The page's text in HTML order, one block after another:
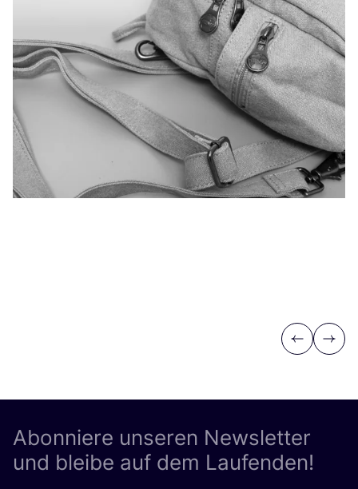
Previous
Next
Abonniere unseren Newsletter
und bleibe auf dem Laufenden!